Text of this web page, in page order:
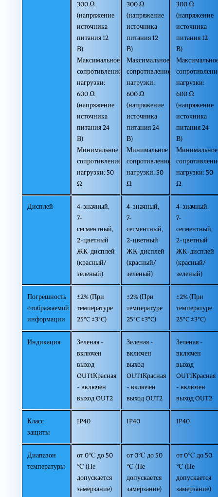
300 Ω
(напряжение
источника
питания 12
В)
Максимальное
сопротивление
нагрузки:
600 Ω
(напряжение
источника
питания 24
В)
Минимальное
сопротивление
нагрузки: 50
Ω
300 Ω
(напряжение
источника
питания 12
В)
Максимальное
сопротивление
нагрузки:
600 Ω
(напряжение
источника
питания 24
В)
Минимальное
сопротивление
нагрузки: 50
Ω
300 Ω
(напряжение
источника
питания 12
В)
нагрузки:
600 Ω
(напряжение
источника
питания 24
В)
Минимальное
нагрузки: 50
Ω
Дисплей
4-значный,
7-
сегментный,
2-цветный
ЖК-дисплей
(красный/
зеленый)
4-значный,
7-
сегментный,
2-цветный
ЖК-дисплей
(красный/
зеленый)
4-значный,
7-
сегментный,
2-цветный
ЖК-дисплей
(красный/
зеленый)
Погрешность
отображаемой
информации
±2% (При
температуре
25°C ±3°C)
±2% (При
температуре
25°C ±3°C)
±2% (При
температуре
25°C ±3°C)
Индикация
Зеленая -
включен
выход
OUT1Красная
- включен
выход OUT2
Зеленая -
включен
выход
OUT1Красная
- включен
выход OUT2
Зеленая -
включен
выход
OUT1Красная
- включен
выход OUT2
Класс
защиты
IP40 IP40 IP40
Диапазон
температуры
от 0℃ до 50
℃ (Не
допускается
замерзание)
от 0℃ до 50
℃ (Не
допускается
замерзание)
от 0℃ до 50
℃ (Не
допускается
замерзание)